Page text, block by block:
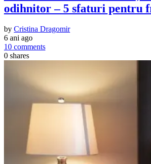
odihnitor – 5 sfaturi pentru
by Cristina Dragomir
6 ani ago
10 comments
0 shares